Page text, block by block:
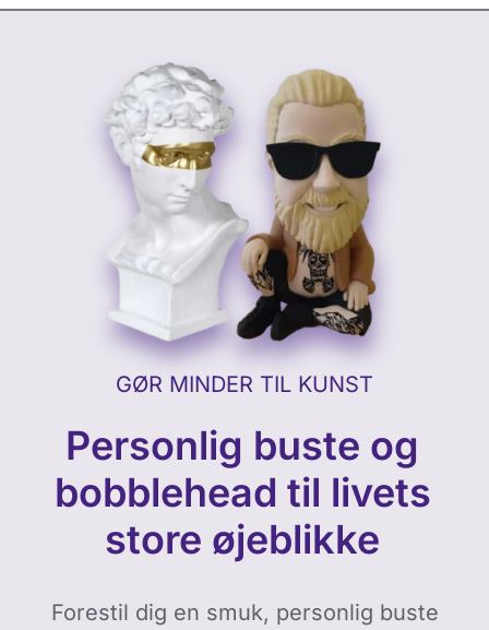
GØR MINDER TIL KUNST
Personlig buste og
bobblehead til livets
store øjeblikke
Forestil dig en smuk, personlig buste